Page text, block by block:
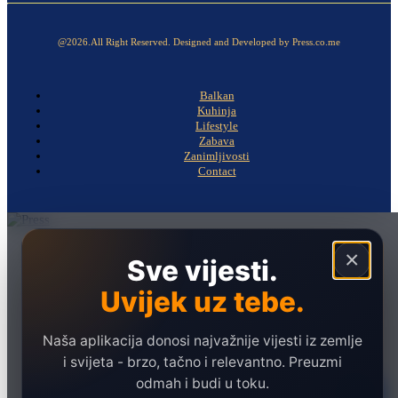
@2026.All Right Reserved. Designed and Developed by Press.co.me
Balkan
Kuhinja
Lifestyle
Zabava
Zanimljivosti
Contact
×
Sve vijesti.
Uvijek uz tebe.
Naša aplikacija donosi najvažnije vijesti iz zemlje
i svijeta - brzo, tačno i relevantno. Preuzmi
odmah i budi u toku.
Ekonomija